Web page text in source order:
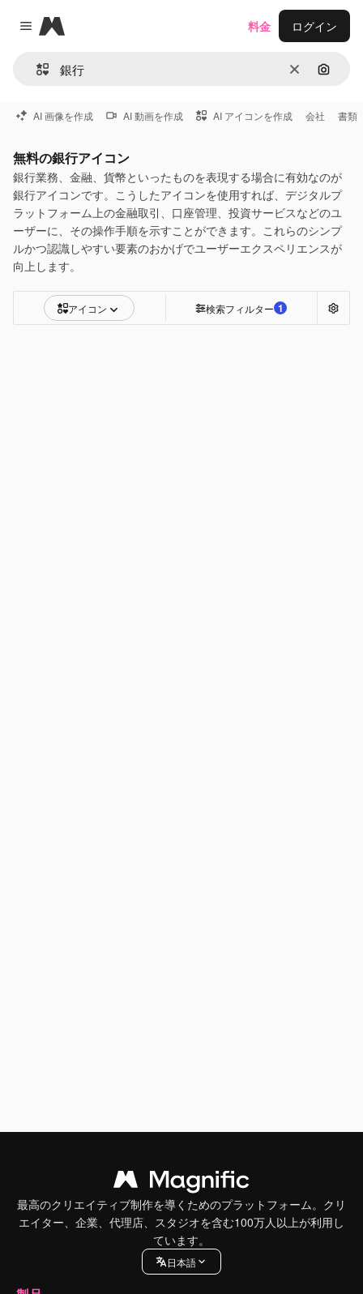
Close menu
Magnific
消去 画像で
料金 ログイン
AI 画像を作成 AI 動画を作成 AI アイコンを作成 会社 書類
無料の銀行アイコン
銀行業務、金融、貨幣といったものを表現する場合に有効なのが
銀行アイコンです。こうしたアイコンを使用すれば、デジタルプ
ラットフォーム上の金融取引、口座管理、投資サービスなどのユ
ーザーに、その操作手順を示すことができます。これらのシンプ
ルかつ認識しやすい要素のおかげでユーザーエクスペリエンスが
向上します。
アイコン 検索フィルター 1
最高のクリエイティブ制作を導くためのプラットフォーム。クリ
エイター、企業、代理店、スタジオを含む100万人以上が利用し
ています。
日本語